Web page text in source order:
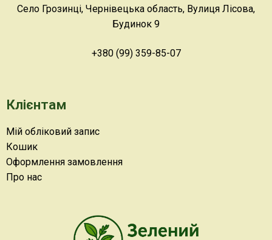
Село Грозинці, Чернівецька область, Вулиця Лісова,
Будинок 9
+380 (99) 359-85-07
Клієнтам
Мій обліковий запис
Кошик
Оформлення замовлення
Про нас